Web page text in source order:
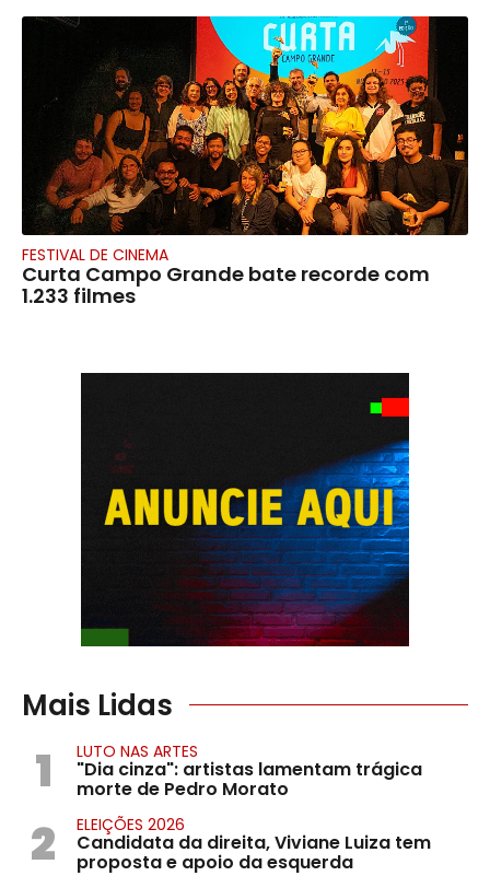
FESTIVAL DE CINEMA
Curta Campo Grande bate recorde com
1.233 filmes
Mais Lidas
1 LUTO NAS ARTES
"Dia cinza": artistas lamentam trágica
morte de Pedro Morato
2 ELEIÇÕES 2026
Candidata da direita, Viviane Luiza tem
proposta e apoio da esquerda